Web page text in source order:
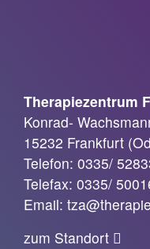
Therapiezentrum
Konrad-
15232 Frankfurt
Telefon: 0335/
Telefax: 0335/
Email:
zum Standort